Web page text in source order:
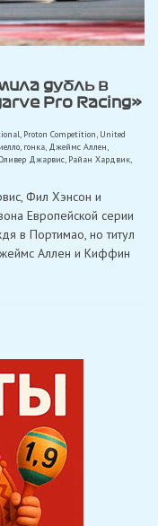
дубль в
Pro Racing»
, Proton Competition, United
, гонка, Джеймс Аллен
Джарвис, Райан Хардвик
Фил Хэнсон и
Европейской серии
в Портимао, но титул
Аллен и Киффин